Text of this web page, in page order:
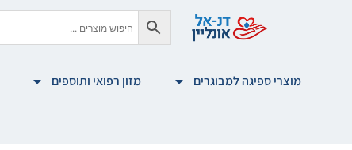
מוצרי ספיגה למבוגרים מזון רפואי ותוספים